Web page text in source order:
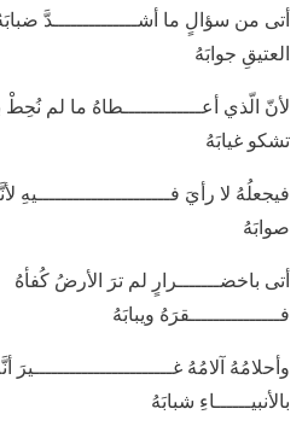
أتى من سؤالٍ ما أشــــــــــــــدَّ
العتيقِ جوابَهُ
لأنّ الّذي أعـــــــــــــطاهُ ما لم
تشكو غيابَهُ
فيجعلُهُ لا رأيَ
صوابَهُ
أتى باخضـــــــرارٍ لم ترَ الأرضُ
فـــــــــــــــقرَهُ ويبابَهُ
وأحلامُهُ آلامُهُ
بالأنبيــــــاءِ شبابَهُ